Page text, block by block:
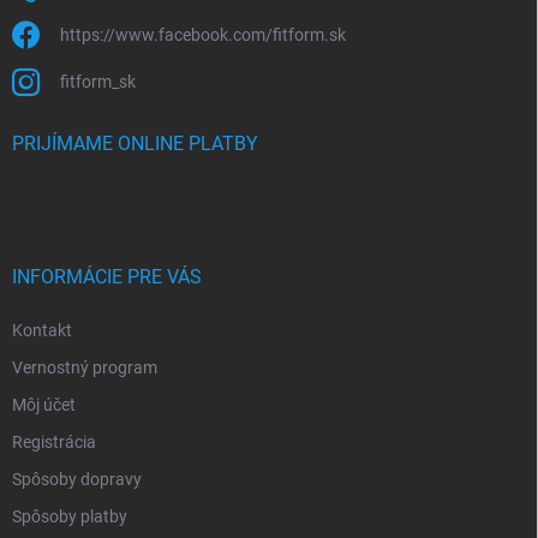
https://www.facebook.com/fitform.sk
fitform_sk
PRIJÍMAME ONLINE PLATBY
INFORMÁCIE PRE VÁS
Kontakt
Vernostný program
Môj účet
Registrácia
Spôsoby dopravy
Spôsoby platby